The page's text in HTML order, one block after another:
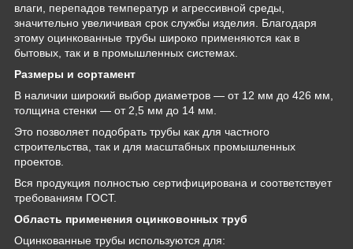
влаги, перепадов температур и агрессивной среды,
значительно увеличивая срок службы изделия. Благодаря
этому оцинкованные трубы широко применяются как в
бытовых, так и в промышленных системах.
Размеры и сортамент
В наличии широкий выбор диаметров — от 12 мм до 426 мм,
толщина стенки — от 2,5 мм до 14 мм.
Это позволяет подобрать трубы как для частного
строительства, так и для масштабных промышленных
проектов.
Вся продукция полностью сертифицирована и соответствует
требованиям ГОСТ.
Область применения оцинковонных труб
Оцинкованные трубы используются для: